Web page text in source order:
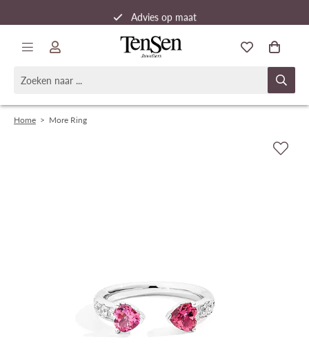
Advies op maat
Snelle verzending
Home > More Ring